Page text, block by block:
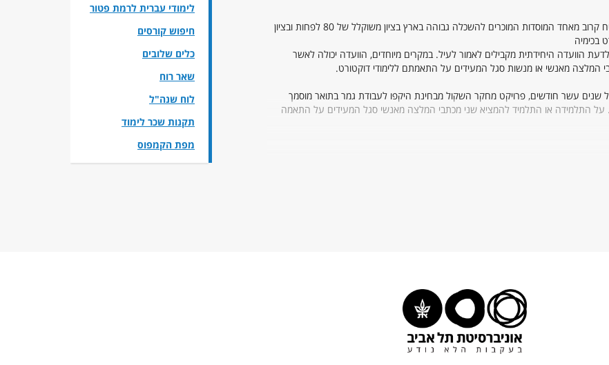
בעלות ובעלי התואר "מוסמך אוניברסיטה" במקצוע הכימיה או בשטח קרוב מאחד המוסדות המוכרים להשכלה גבוהה בארץ בציון משוקלל של 80 לפחות ובציון
הוועדה היחידתית מקבילים לאמור לעיל. במקרים מיוחדים, הוועדה יכולה לאשר
המלצה מאנשי או מנשות סגל המעידים על התאמתם ללימודי דוקטורט.
שנים עשר חודשים, פרויקט מחקר השקול מבחינת היקפו לעבודת גמר בתואר מוסמך
לפחות על העבודה ובבחינה. על התלמידה או התלמיד להמציא שני מכתבי המלצה מאנשי סגל המעידים על התאמה
הבודקת את התוכנית ועורכת למועמדת או למועמד בחינה בעל-פה. בבחינה
לימודי עברית לרמת פטור
חיפוש קורסים
כלים שלובים
שאר רוח
לוח שנה"ל
תקנות שכר לימוד
מפת הקמפוס